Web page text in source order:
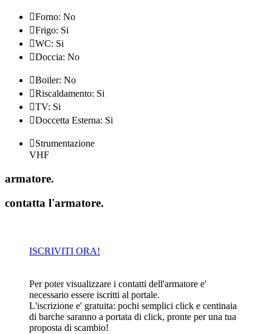
Forno: No
Frigo: Si
WC: Si
Doccia: No
Boiler: No
Riscaldamento: Si
TV: Si
Doccetta Esterna: Si
Strumentazione
VHF
armatore.
contatta l'armatore.
ISCRIVITI ORA!
Per poter visualizzare i contatti dell'armatore e'
necessario essere iscritti al portale.
L'iscrizione e' gratuita: pochi semplici click e centinaia
di barche saranno a portata di click, pronte per una tua
proposta di scambio!